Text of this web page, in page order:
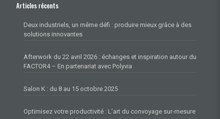
Articles récents
Deux industriels, un même défi : produire mieux grâce à des
solutions innovantes
Afterwork du 22 avril 2026 : échanges et inspiration autour du
FACTOR4 – En partenariat avec Polyvia
Salon K : du 8 au 15 octobre 2025
Optimisez votre productivité : L’art du convoyage sur-mesure